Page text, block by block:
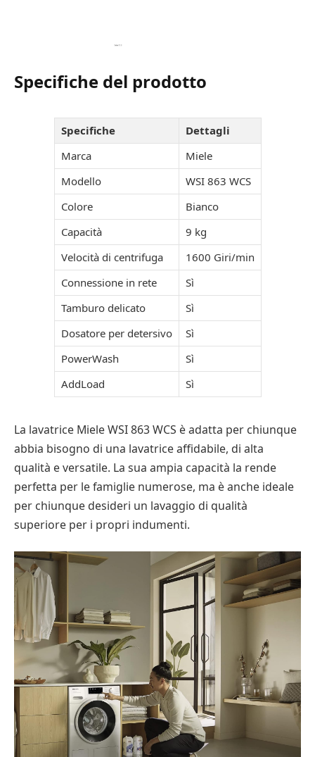
Specifiche del prodotto
Specifiche
Dettagli
Marca
Miele
Modello
WSI 863 WCS
Colore
Bianco
Capacità
9 kg
Velocità di centrifuga
1600 Giri/min
Connessione in rete
Sì
Tamburo delicato
Sì
Dosatore per detersivo
Sì
PowerWash
Sì
AddLoad
Sì
La lavatrice Miele WSI 863 WCS è adatta per chiunque
abbia bisogno di una lavatrice affidabile, di alta
qualità e versatile. La sua ampia capacità la rende
perfetta per le famiglie numerose, ma è anche ideale
per chiunque desideri un lavaggio di qualità
superiore per i propri indumenti.